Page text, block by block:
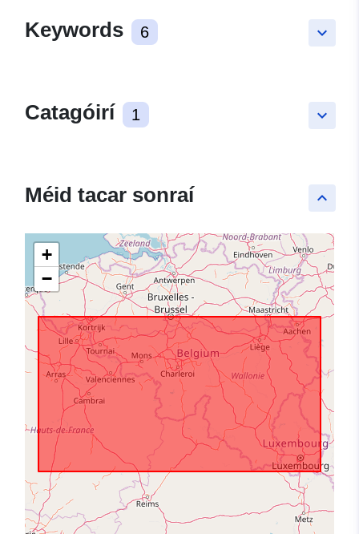
keyboard_arrow_down
Keywords 6
keyboard_arrow_down
Catagóirí 1
keyboard_arrow_up
Méid tacar sonraí
+
−